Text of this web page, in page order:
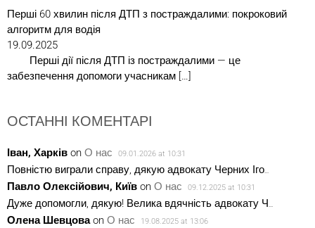
Перші 60 хвилин після ДТП з постраждалими: покроковий
алгоритм для водія
19.09.2025
Перші дії після ДТП із постраждалими — це
забезпечення допомоги учасникам […]
ОСТАННІ КОМЕНТАРІ
Іван, Харків on О нас 09.01.2026 at 10:31
Повністю виграли справу, дякую адвокату Черних Іго
Павло Олексійович, Київ on О нас 09.12.2025 at 10:31
Дуже допомогли, дякую! Велика вдячність адвокату Ч
Олена Шевцоваon О нас 19.08.2025 at 13:06